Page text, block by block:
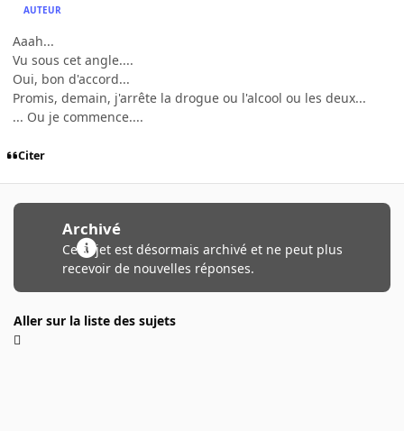
AUTEUR
Aaah...
Vu sous cet angle....
Oui, bon d'accord...
Promis, demain, j'arrête la drogue ou l'alcool ou les deux...
... Ou je commence....
Citer
Archivé
Ce sujet est désormais archivé et ne peut plus
recevoir de nouvelles réponses.
Aller sur la liste des sujets